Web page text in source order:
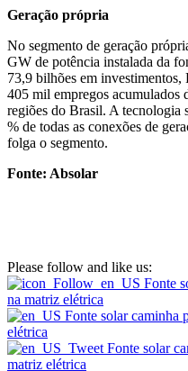
Geração própria
No segmento de geração
GW de potência instalada da
73,9 bilhões em investimentos,
405 mil empregos acumulados
regiões do Brasil. A tecnologia
% de todas as conexões de
folga o segmento.
Fonte: Absolar
Please follow and like us: